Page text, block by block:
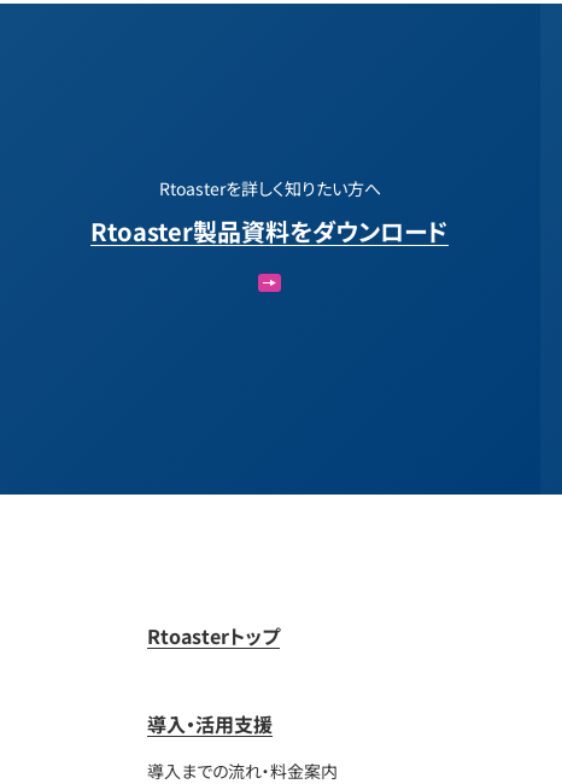
Rtoasterを詳しく知りたい方へ
Rtoaster製品資料をダウンロード
Rtoasterトップ
導入・活用支援
導入までの流れ・料金案内